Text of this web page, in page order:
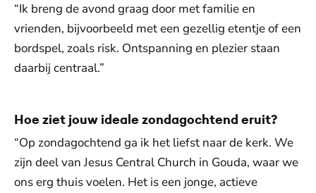
“Ik breng de avond graag door met familie en
vrienden, bijvoorbeeld met een gezellig etentje of een
bordspel, zoals risk. Ontspanning en plezier staan
daarbij centraal.”
Hoe ziet jouw ideale zondagochtend eruit?
“Op zondagochtend ga ik het liefst naar de kerk. We
zijn deel van Jesus Central Church in Gouda, waar we
ons erg thuis voelen. Het is een jonge, actieve